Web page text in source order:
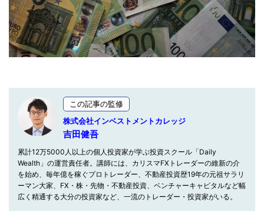
この記事の監修
株式会社インベストメントカレッジ
吉田健吾
累計12万5000人以上の個人投資家が学ぶ投資スクール「Daily
Wealth」の運営責任者。講師には、カリスマFXトレーダーの維新の介
を始め、毎年億を稼ぐプロトレーダー、不動産投資歴19年の元祖サラリ
ーマン大家、FX・株・先物・不動産投資、ベンチャーキャピタルなど幅
広く精通する大分の投資家など、一流のトレーダー・投資家がいる。